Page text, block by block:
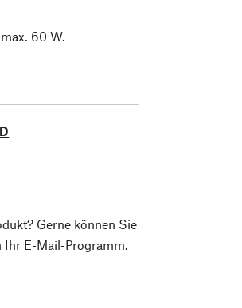
60 W.
Gerne können Sie
Ihr E-Mail-Programm.